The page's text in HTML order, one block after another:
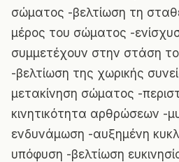
σώματος -βελτίωση τη
μέρος του σώματος -
συμμετέχουν στην στάση
-βελτίωση της χωρικής
μετακίνηση σώματος -
κινητικότητα αρθρώσεων -
ενδυνάμωση -αυξημένη
υπόφυση -βελτίωση